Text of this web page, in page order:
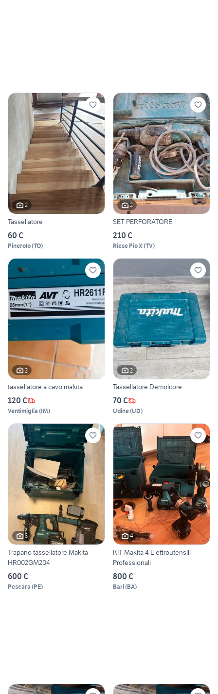
2
Tassellatore
60 €
Pinerolo(TO)
2
SET PERFORATORE
210 €
Riese Pio X(TV)
2
tassellatore a cavo makita
120 €
Ventimiglia (IM)
2
Tassellatore Demolitore
70 €
Udine(UD)
3
Trapano tassellatore Makita
HR002GM204
600 €
Pescara (PE)
4
KIT Makita 4 Elettroutensili
Professionali
800 €
Bari(BA)